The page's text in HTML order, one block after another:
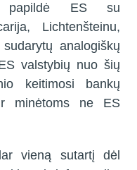
papildė ES su
Lichtenšteinu,
analogiškų
valstybių nuo šių
keitimosi bankų
minėtoms ne ES
vieną sutartį dėl